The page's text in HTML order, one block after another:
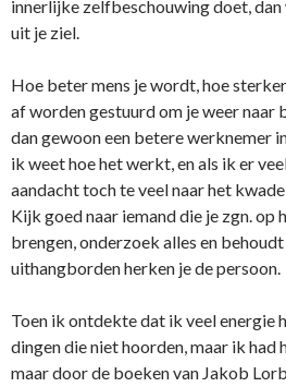
innerlijke zelfbeschouwing doet,
uit je ziel.
Hoe beter mens je wordt, hoe
af worden gestuurd om je weer naar
dan gewoon een betere werknemer
ik weet hoe het werkt, en als ik er
aandacht toch te veel naar het
Kijk goed naar iemand die je zgn. op
brengen, o­nderzoek alles en
uithangborden herken je de persoon.
Toen ik o­ntdekte dat ik veel energie
dingen die niet hoorden, maar ik had
maar door de boeken van Jakob